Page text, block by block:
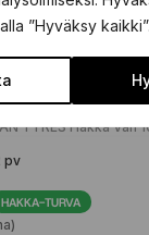
”Hyväksy kaikki”.
VAN
TYRES Hakka Van
pv
HAKKA-TURVA